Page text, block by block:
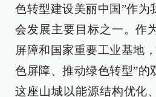
色转型建设美丽中国”作为
会发展主要目标之一。作
屏障和国家重要工业基地
色屏障、推动绿色转型”的
这座山城以能源结构优化